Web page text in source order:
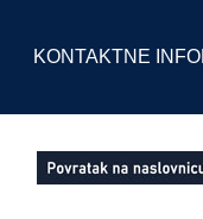
KONTAKTNE